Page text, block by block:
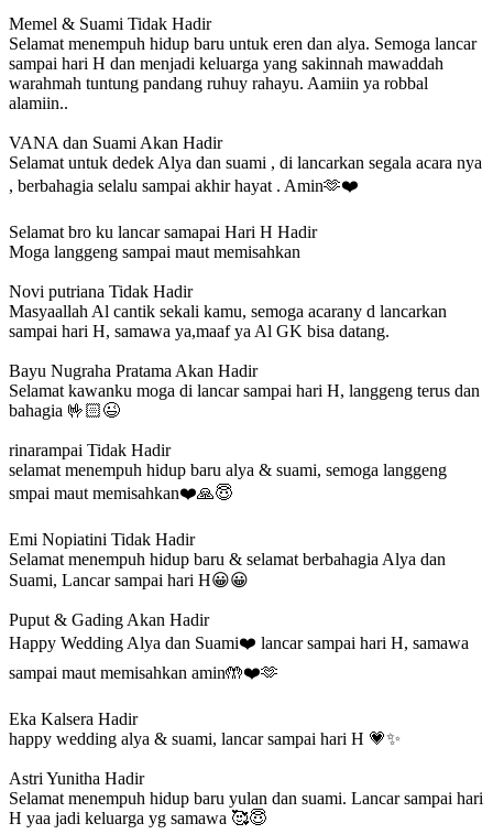
Memel & Suami Tidak Hadir
Selamat menempuh hidup baru untuk eren dan alya. Semoga lancar
sampai hari H dan menjadi keluarga yang sakinnah mawaddah
warahmah tuntung pandang ruhuy rahayu. Aamiin ya robbal
alamiin..
VANA dan Suami Akan Hadir
Selamat untuk dedek Alya dan suami , di lancarkan segala acara nya
, berbahagia selalu sampai akhir hayat . Amin🫶❤️
Selamat bro ku lancar samapai Hari H Hadir
Moga langgeng sampai maut memisahkan
Novi putriana Tidak Hadir
Masyaallah Al cantik sekali kamu, semoga acarany d lancarkan
sampai hari H, samawa ya,maaf ya Al GK bisa datang.
Bayu Nugraha Pratama Akan Hadir
Selamat kawanku moga di lancar sampai hari H, langgeng terus dan
bahagia 🤟🏻😉
rinarampai Tidak Hadir
selamat menempuh hidup baru alya & suami, semoga langgeng
smpai maut memisahkan❤️🙏😇
Emi Nopiatini Tidak Hadir
Selamat menempuh hidup baru & selamat berbahagia Alya dan
Suami, Lancar sampai hari H😀😀
Puput & Gading Akan Hadir
Happy Wedding Alya dan Suami❤️ lancar sampai hari H, samawa
sampai maut memisahkan amin🤲❤️🫶
Eka Kalsera Hadir
happy wedding alya & suami, lancar sampai hari H 💗✨
Astri Yunitha Hadir
Selamat menempuh hidup baru yulan dan suami. Lancar sampai hari
H yaa jadi keluarga yg samawa 🥰😇